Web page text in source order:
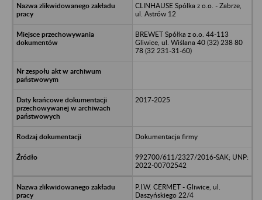
CLINHAUSE Spólka z o.o. - Zabrze,
ul. Astrów 12
BREWET Spółka z o.o. 44-113
Gliwice, ul. Wiślana 40 (32) 238 80
78 (32 231-31-60)
2017-2025
Dokumentacja firmy
992700/611/2327/2016-SAK; UNP:
2022-00702542
P.I.W. CERMET - Gliwice, ul.
Daszyńskiego 22/4